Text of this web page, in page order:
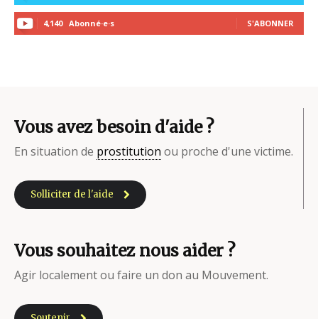
4,140 Abonné·e·s S'ABONNER
Vous avez besoin d'aide ?
En situation de prostitution ou proche d'une victime.
Solliciter de l'aide
Vous souhaitez nous aider ?
Agir localement ou faire un don au Mouvement.